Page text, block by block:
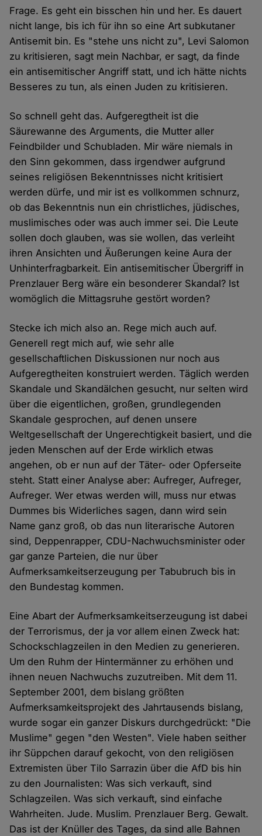
Frage. Es geht ein bisschen hin und her. Es dauert
nicht lange, bis ich für ihn so eine Art subkutaner
Antisemit bin. Es "stehe uns nicht zu", Levi Salomon
zu kritisieren, sagt mein Nachbar, er sagt, da finde
ein antisemitischer Angriff statt, und ich hätte nichts
Besseres zu tun, als einen Juden zu kritisieren.
So schnell geht das. Aufgeregtheit ist die
Säurewanne des Arguments, die Mutter aller
Feindbilder und Schubladen. Mir wäre niemals in
den Sinn gekommen, dass irgendwer aufgrund
seines religiösen Bekenntnisses nicht kritisiert
werden dürfe, und mir ist es vollkommen schnurz,
ob das Bekenntnis nun ein christliches, jüdisches,
muslimisches oder was auch immer sei. Die Leute
sollen doch glauben, was sie wollen, das verleiht
ihren Ansichten und Äußerungen keine Aura der
Unhinterfragbarkeit. Ein antisemitischer Übergriff in
Prenzlauer Berg wäre ein besonderer Skandal? Ist
womöglich die Mittagsruhe gestört worden?
Stecke ich mich also an. Rege mich auch auf.
Generell regt mich auf, wie sehr alle
gesellschaftlichen Diskussionen nur noch aus
Aufgeregtheiten konstruiert werden. Täglich werden
Skandale und Skandälchen gesucht, nur selten wird
über die eigentlichen, großen, grundlegenden
Skandale gesprochen, auf denen unsere
Weltgesellschaft der Ungerechtigkeit basiert, und die
jeden Menschen auf der Erde wirklich etwas
angehen, ob er nun auf der Täter- oder Opferseite
steht. Statt einer Analyse aber: Aufreger, Aufreger,
Aufreger. Wer etwas werden will, muss nur etwas
Dummes bis Widerliches sagen, dann wird sein
Name ganz groß, ob das nun literarische Autoren
sind, Deppenrapper, CDU-Nachwuchsminister oder
gar ganze Parteien, die nur über
Aufmerksamkeitserzeugung per Tabubruch bis in
den Bundestag kommen.
Eine Abart der Aufmerksamkeitserzeugung ist dabei
der Terrorismus, der ja vor allem einen Zweck hat:
Schockschlagzeilen in den Medien zu generieren.
Um den Ruhm der Hintermänner zu erhöhen und
ihnen neuen Nachwuchs zuzutreiben. Mit dem 11.
September 2001, dem bislang größten
Aufmerksamkeitsprojekt des Jahrtausends bislang,
wurde sogar ein ganzer Diskurs durchgedrückt: "Die
Muslime" gegen "den Westen". Viele haben seither
ihr Süppchen darauf gekocht, von den religiösen
Extremisten über Tilo Sarrazin über die AfD bis hin
zu den Journalisten: Was sich verkauft, sind
Schlagzeilen. Was sich verkauft, sind einfache
Wahrheiten. Jude. Muslim. Prenzlauer Berg. Gewalt.
Das ist der Knüller des Tages, da sind alle Bahnen